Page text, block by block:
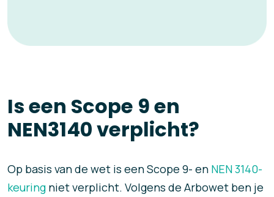
Is een Scope 9 en
NEN3140 verplicht?
Op basis van de wet is een Scope 9- en NEN 3140-
keuring niet verplicht. Volgens de Arbowet ben je